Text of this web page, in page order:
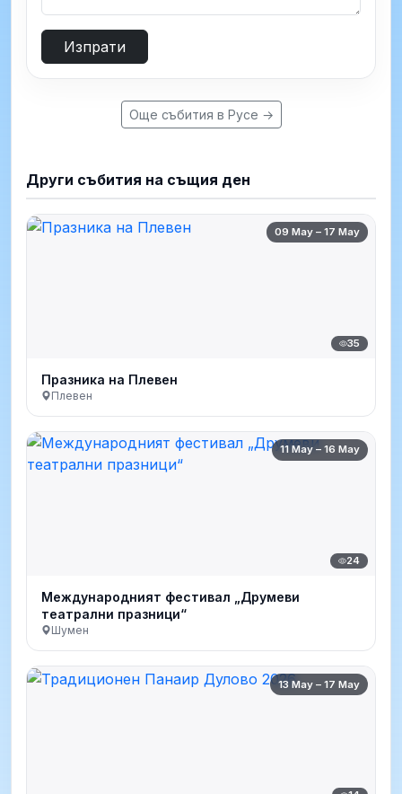
Изпрати
Още събития в Русе →
Други събития на същия ден
09 May – 17 May
35
Празника на Плевен
Плевен
11 May – 16 May
24
Международният фестивал „Друмеви
театрални празници“
Шумен
13 May – 17 May